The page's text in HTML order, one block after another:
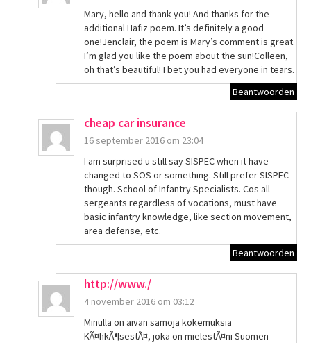
Mary, hello and thank you! And thanks for the
additional Hafiz poem. It’s definitely a good
one!Jenclair, the poem is Mary’s comment is great.
I’m glad you like the poem about the sun!Colleen,
oh that’s beautiful! I bet you had everyone in tears.
Beantwoorden
cheap car insurance
16 september 2016 om 23:04
I am surprised u still say SISPEC when it have
changed to SOS or something. Still prefer SISPEC
though. School of Infantry Specialists. Cos all
sergeants regardless of vocations, must have
basic infantry knowledge, like section movement,
area defense, etc.
Beantwoorden
http://www./
4 november 2016 om 03:12
Minulla on aivan samoja kokemuksia
KÃ¤hkÃ¶sestÃ¤, joka on mielestÃ¤ni Suomen